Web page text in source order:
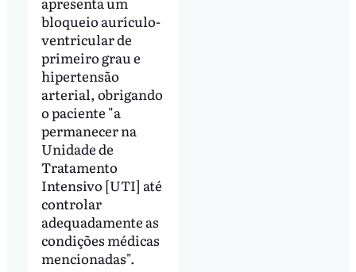
bloqueio aurículo-
ventricular de
primeiro grau e
hipertensão
arterial, obrigando
o paciente "a
permanecer na
Unidade de
Tratamento
Intensivo [UTI] até
controlar
adequadamente as
condições médicas
mencionadas".